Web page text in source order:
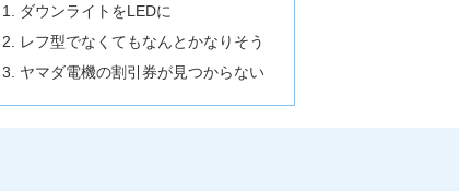
ダウンライトをLEDに
レフ型でなくてもなんとかなりそう
ヤマダ電機の割引券が見つからない